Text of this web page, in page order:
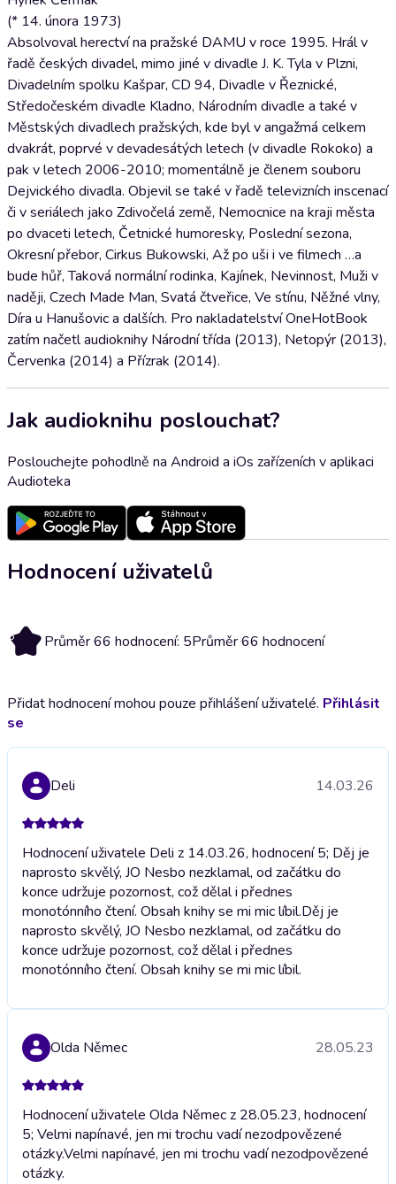
(* 14. února 1973)
Absolvoval herectví na pražské DAMU v roce 1995. Hrál v
řadě českých divadel, mimo jiné v divadle J. K. Tyla v Plzni,
Divadelním spolku Kašpar, CD 94, Divadle v Řeznické,
Středočeském divadle Kladno, Národním divadle a také v
Městských divadlech pražských, kde byl v angažmá celkem
dvakrát, poprvé v devadesátých letech (v divadle Rokoko) a
pak v letech 2006-2010; momentálně je členem souboru
Dejvického divadla. Objevil se také v řadě televizních inscenací
či v seriálech jako Zdivočelá země, Nemocnice na kraji města
po dvaceti letech, Četnické humoresky, Poslední sezona,
Okresní přebor, Cirkus Bukowski, Až po uši i ve filmech …a
bude hůř, Taková normální rodinka, Kajínek, Nevinnost, Muži v
naději, Czech Made Man, Svatá čtveřice, Ve stínu, Něžné vlny,
Díra u Hanušovic a dalších. Pro nakladatelství OneHotBook
zatím načetl audioknihy Národní třída (2013), Netopýr (2013),
Červenka (2014) a Přízrak (2014).
Jak audioknihu poslouchat?
Poslouchejte pohodlně na Android a iOs zařízeních v aplikaci
Audioteka
Hodnocení uživatelů
5 Průměr 66 hodnocení: 5Průměr 66 hodnocení
Přidat hodnocení mohou pouze přihlášení uživatelé. Přihlásit
se
Deli 14.03.26
Hodnocení uživatele Deli z 14.03.26, hodnocení 5; Děj je
naprosto skvělý, JO Nesbo nezklamal, od začátku do
konce udržuje pozornost, což dělal i přednes
monotónního čtení. Obsah knihy se mi mic líbil.Děj je
naprosto skvělý, JO Nesbo nezklamal, od začátku do
konce udržuje pozornost, což dělal i přednes
monotónního čtení. Obsah knihy se mi mic líbil.
Olda Němec 28.05.23
Hodnocení uživatele Olda Němec z 28.05.23, hodnocení
5; Velmi napínavé, jen mi trochu vadí nezodpovězené
otázky.Velmi napínavé, jen mi trochu vadí nezodpovězené
otázky.